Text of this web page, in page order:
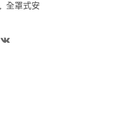
全罩式安